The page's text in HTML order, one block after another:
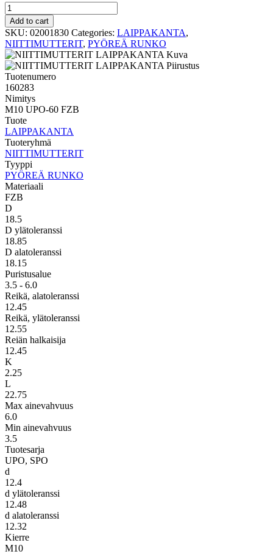
PYÖREÄ
RUNKO
LAIPPAKANTA
M10
UPO-
60
FZB
quantity
Add to cart
SKU: 02001830 Categories: LAIPPAKANTA,
NIITTIMUTTERIT, PYÖREÄ RUNKO
Tuotenumero
160283
Nimitys
M10 UPO-60 FZB
Tuote
LAIPPAKANTA
Tuoteryhmä
NIITTIMUTTERIT
Tyyppi
PYÖREÄ RUNKO
Materiaali
FZB
D
18.5
D ylätoleranssi
18.85
D alatoleranssi
18.15
Puristusalue
3.5 - 6.0
Reikä, alatoleranssi
12.45
Reikä, ylätoleranssi
12.55
Reiän halkaisija
12.45
K
2.25
L
22.75
Max ainevahvuus
6.0
Min ainevahvuus
3.5
Tuotesarja
UPO, SPO
d
12.4
d ylätoleranssi
12.48
d alatoleranssi
12.32
Kierre
M10